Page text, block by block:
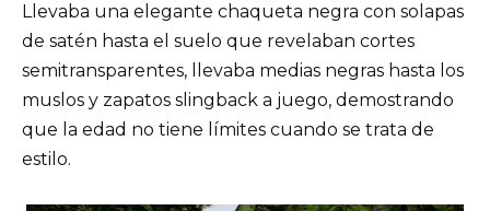
Llevaba una elegante chaqueta negra con solapas
de satén hasta el suelo que revelaban cortes
semitransparentes, llevaba medias negras hasta los
muslos y zapatos slingback a juego, demostrando
que la edad no tiene límites cuando se trata de
estilo.